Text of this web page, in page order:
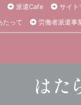
派遣Cafe サイト
たって 労働者派遣事